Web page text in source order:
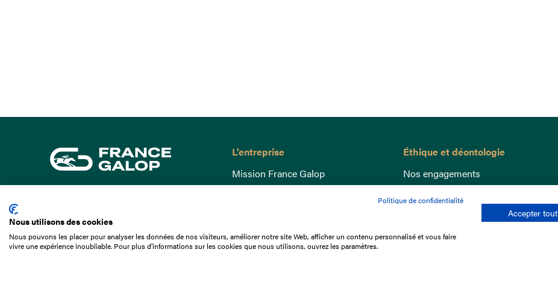
01 49 10 20 29
L'entreprise
Mission France Galop
Gouvernance
Comprendre les courses
Docuthèque
Éthique et déontologie
Nos engagements
Lutte anti-dopage
Bien être equin
Index Egalité Femmes-Hommes
Jeu responsable
Politique de confidentialité
Nous utilisons des cookies
Nous pouvons les placer pour analyser les données de nos visiteurs, améliorer notre site Web, afficher un contenu personnalisé et vous faire
vivre une expérience inoubliable. Pour plus d'informations sur les cookies que nous utilisons, ouvrez les paramètres.
Accepter tout